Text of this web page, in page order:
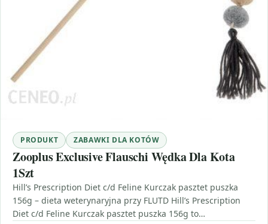
PRODUKT ZABAWKI DLA KOTÓW
Zooplus Exclusive Flauschi Wędka Dla Kota
1Szt
Hill’s Prescription Diet c/d Feline Kurczak pasztet puszka
156g – dieta weterynaryjna przy FLUTD Hill’s Prescription
Diet c/d Feline Kurczak pasztet puszka 156g to…